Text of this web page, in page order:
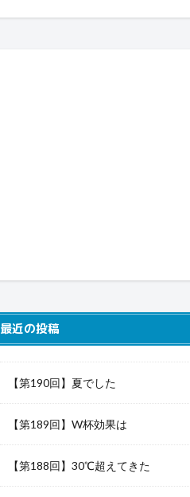
最近の投稿
【第190回】夏でした
【第189回】W杯効果は
【第188回】30℃超えてきた